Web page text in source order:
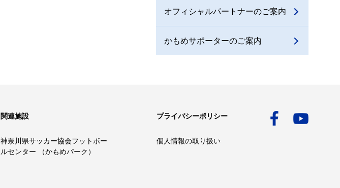
オフィシャルパートナーのご案内
かもめサポーターのご案内
関連施設
神奈川県サッカー協会フットボー
ルセンター （かもめパーク）
プライバシーポリシー
個人情報の取り扱い